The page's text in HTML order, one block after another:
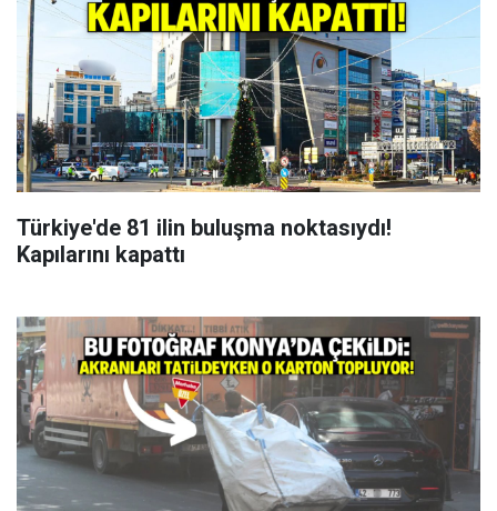
Türkiye'de 81 ilin buluşma noktasıydı!
Kapılarını kapattı